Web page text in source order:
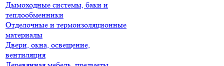
Дымоходные системы, баки и
теплообменники
Отделочные и термоизоляционные
материалы
Двери, окна, освещение,
вентиляция